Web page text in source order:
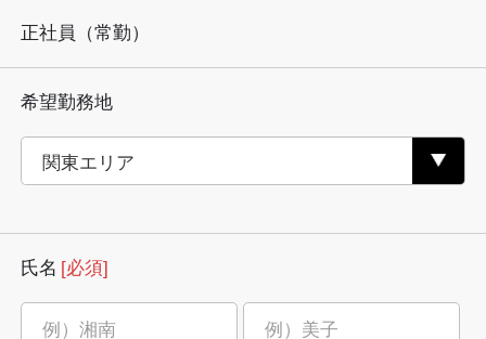
正社員（常勤）
希望勤務地
氏名 [必須]